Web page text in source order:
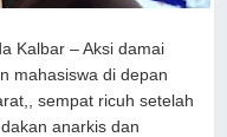
Kalbar – Aksi damai
mahasiswa di depan
sempat ricuh setelah
anarkis dan